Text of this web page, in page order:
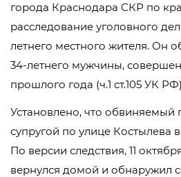
города Краснодара СКР по
расследование уголовного
летнего местного жителя. Он
34-летнего мужчины,
прошлого года (ч.1 ст.105 УК
Установлено, что обвиняемый
супругой по улице Костылева
По версии следствия, 11
вернулся домой и обнаружил